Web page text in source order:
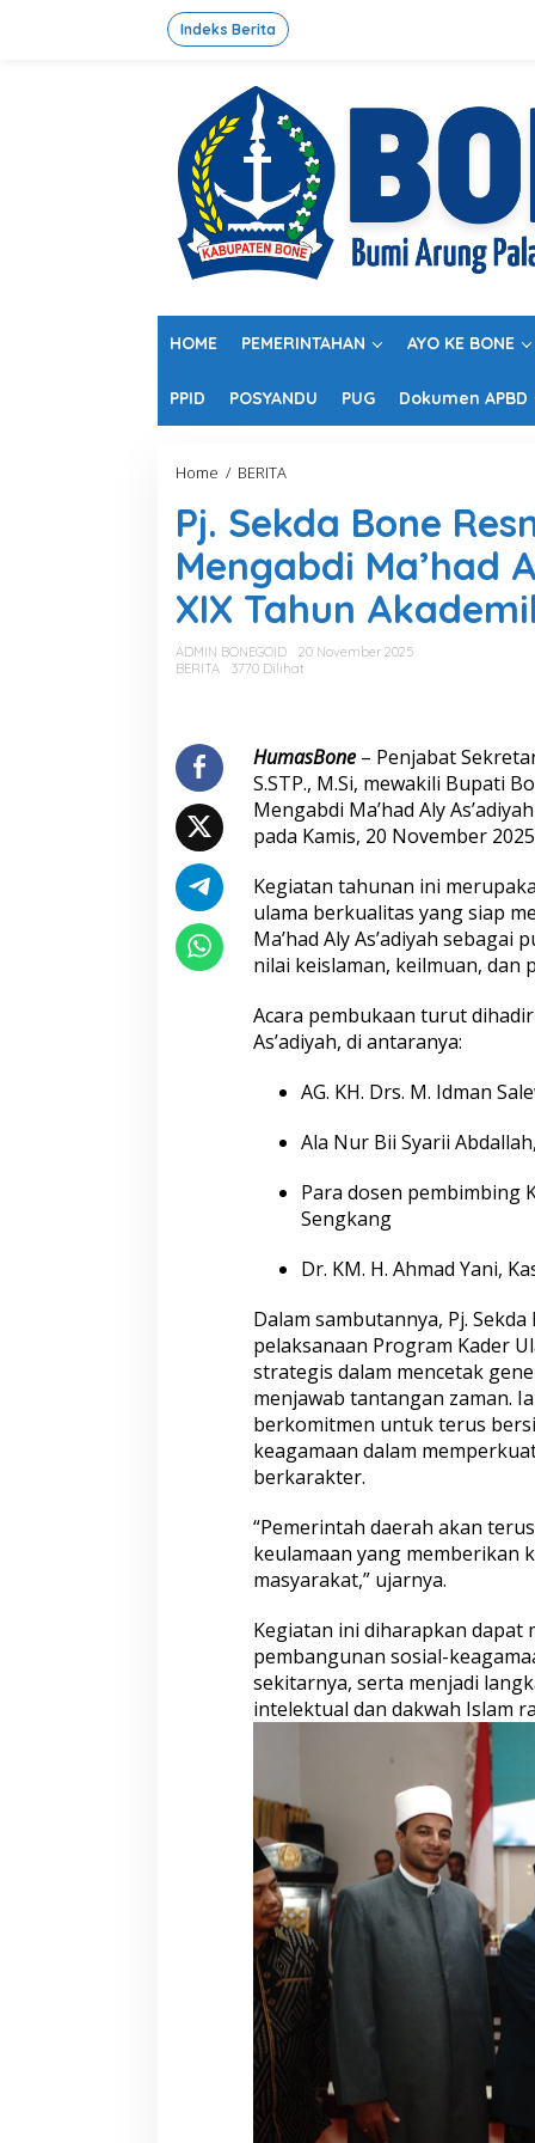
Indeks Berita
HOME PEMERINTAHAN AYO KE BONE
PPID POSYANDU PUG Dokumen APBD
Home / BERITA
.
S
e
k
d
a
o
e
s
m
M
m
u
k
a
a
e
b
d
i
M
a
'
a
d
l
y
s
a
d
i
y
a
g
k
a
t
a
n
X
I
X
T
a
Pj. Sekda Bone
Mengabdi Ma’had
XIX Tahun
ADMIN BONEGOID
20 November 2025
BERITA
3770 Dilihat
HumasBone – Penjabat
S.STP., M.Si, mewakili Bupati
Mengabdi Ma’had Aly
pada Kamis, 20 November
Kegiatan tahunan ini
ulama berkualitas yang siap
Ma’had Aly As’adiyah
nilai keislaman, keilmuan, dan
Acara pembukaan turut
As’adiyah, di antaranya:
AG. KH. Drs. M. Idman
Ala Nur Bii Syarii
Para dosen pembimbing
Sengkang
Dr. KM. H. Ahmad Yani,
Dalam sambutannya, Pj.
pelaksanaan Program Kader
strategis dalam mencetak
menjawab tantangan zaman.
berkomitmen untuk terus
keagamaan dalam
berkarakter.
“Pemerintah daerah akan
keulamaan yang memberikan
masyarakat,” ujarnya.
Kegiatan ini diharapkan dapat
pembangunan sosial-
sekitarnya, serta menjadi
intelektual dan dakwah Islam